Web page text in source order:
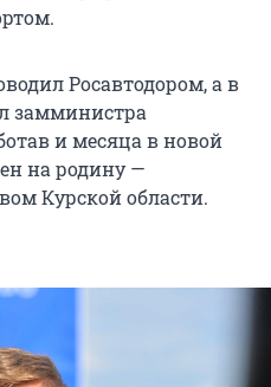
Росавтодором, а в
замминистра
и месяца в новой
на родину —
Курской области.